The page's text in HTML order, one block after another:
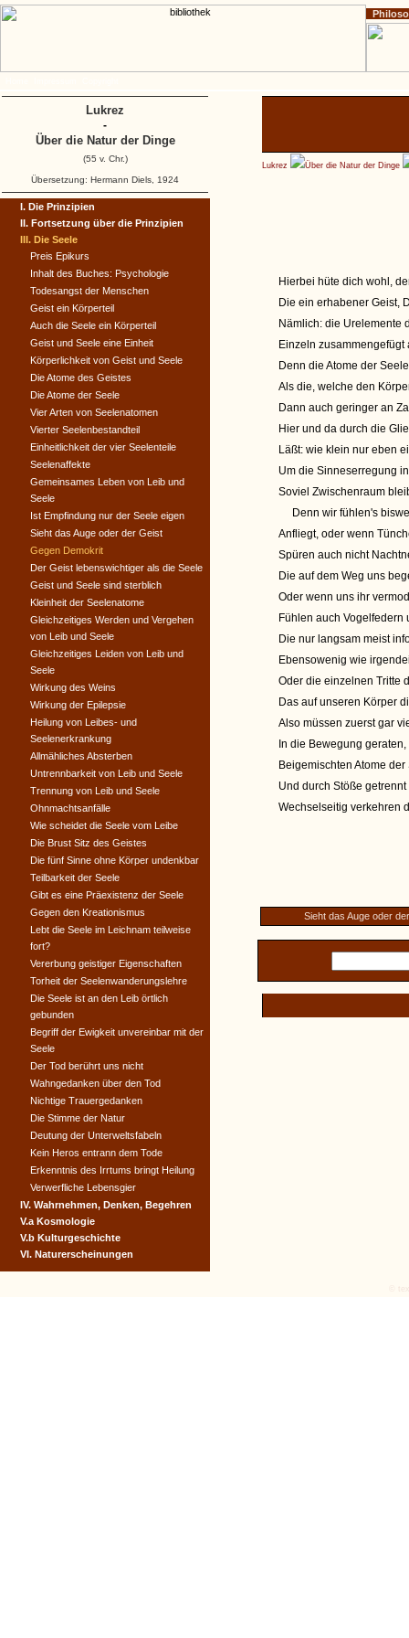
Lukrez Über die Natur der Dinge
Hierbei hüte dich wohl,
Die ein erhabener Geist,
Nämlich: die Urelemente
Einzeln
Denn die Atome der
Als die, welche den
Dann auch geringer an
Hier und da durch die
Läßt: wie klein nur eben
Um die Sinneserregung
Soviel Zwischenraum
Denn wir fühlen's
Anfliegt, oder wenn
Spüren auch nicht
Die auf dem Weg uns
Oder wenn uns ihr
Fühlen auch
Die nur langsam meist
Ebensowenig wie
Oder die einzelnen Tritte
Das auf unseren Körper
Also müssen zuerst gar
In die Bewegung
Beigemischten Atome
Und durch Stöße
Wechselseitig verkehren
Sieht das Auge oder
I. Die Prinzipien
II. Fortsetzung über die Prinzipien
III. Die Seele
Preis Epikurs
Inhalt des Buches: Psychologie
Todesangst der Menschen
Geist ein Körperteil
Auch die Seele ein Körperteil
Geist und Seele eine Einheit
Körperlichkeit von Geist und Seele
Die Atome des Geistes
Die Atome der Seele
Vier Arten von Seelenatomen
Vierter Seelenbestandteil
Einheitlichkeit der vier Seelenteile
Seelenaffekte
Gemeinsames Leben von Leib und
Seele
Ist Empfindung nur der Seele eigen
Sieht das Auge oder der Geist
Gegen Demokrit
Der Geist lebenswichtiger als die Seele
Geist und Seele sind sterblich
Kleinheit der Seelenatome
Gleichzeitiges Werden und Vergehen
von Leib und Seele
Gleichzeitiges Leiden von Leib und
Seele
Wirkung des Weins
Wirkung der Epilepsie
Heilung von Leibes- und
Seelenerkrankung
Allmähliches Absterben
Untrennbarkeit von Leib und Seele
Trennung von Leib und Seele
Ohnmachtsanfälle
Wie scheidet die Seele vom Leibe
Die Brust Sitz des Geistes
Die fünf Sinne ohne Körper undenkbar
Teilbarkeit der Seele
Gibt es eine Präexistenz der Seele
Gegen den Kreationismus
Lebt die Seele im Leichnam teilweise
fort?
Vererbung geistiger Eigenschaften
Torheit der Seelenwanderungslehre
Die Seele ist an den Leib örtlich
gebunden
Begriff der Ewigkeit unvereinbar mit der
Seele
Der Tod berührt uns nicht
Wahngedanken über den Tod
Nichtige Trauergedanken
Die Stimme der Natur
Deutung der Unterweltsfabeln
Kein Heros entrann dem Tode
Erkenntnis des Irrtums bringt Heilung
Verwerfliche Lebensgier
IV. Wahrnehmen, Denken, Begehren
V.a Kosmologie
V.b Kulturgeschichte
VI. Naturerscheinungen
Lukrez
-
Über die Natur der Dinge
(55 v. Chr.)
Übersetzung: Hermann Diels, 1924